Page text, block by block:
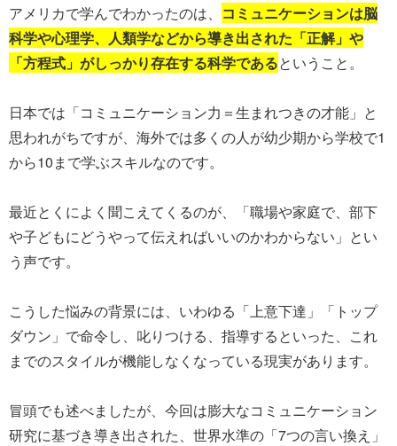
アメリカで学んでわかったのは、 コミュニケーションは脳
科学や心理学、人類学などから導き出された「正解」や
「方程式」がしっかり存在する科学であるということ。
日本では「コミュニケーション力＝生まれつきの才能」と
思われがちですが、海外では多くの人が幼少期から学校で1
から10まで学ぶスキルなのです。
最近とくによく聞こえてくるのが、「職場や家庭で、部下
や子どもにどうやって伝えればいいのかわからない」とい
う声です。
こうした悩みの背景には、いわゆる「上意下達」「トップ
ダウン」で命令し、叱りつける、指導するといった、これ
までのスタイルが機能しなくなっている現実があります。
冒頭でも述べましたが、今回は膨大なコミュニケーション
研究に基づき導き出された、世界水準の「7つの言い換え」